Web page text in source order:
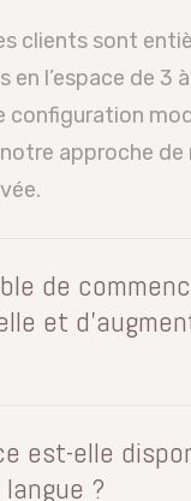
clients sont
en l’espace de 3
configuration
approche de
de
et
pouvez
est-elle
?